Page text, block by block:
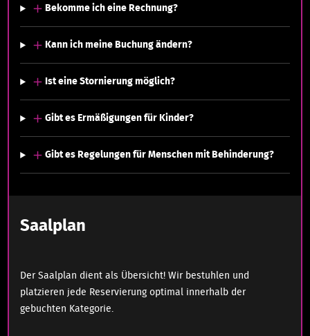
Bekomme ich eine Rechnung?
Kann ich meine Buchung ändern?
Ist eine Stornierung möglich?
Gibt es Ermäßigungen für Kinder?
Gibt es Regelungen für Menschen mit Behinderung?
Saalplan
Der Saalplan dient als Übersicht! Wir bestuhlen und
platzieren jede Reservierung optimal innerhalb der
gebuchten Kategorie.